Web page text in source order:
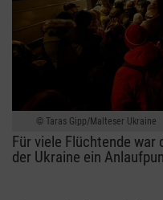
Taras Gipp/Malteser Ukraine
Für viele Flüchtende war
der Ukraine ein